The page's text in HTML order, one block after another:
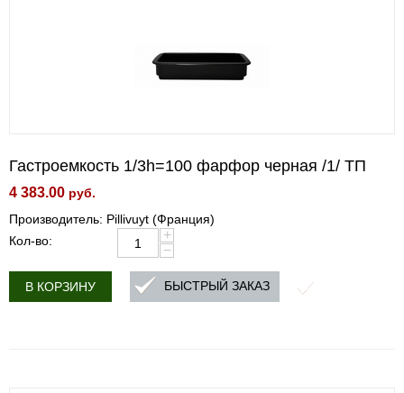
Гастроемкость 1/3h=100 фарфор черная /1/ ТП
4 383.00 руб.
Производитель: Pillivuyt (Франция)
Кол-во:
+
−
В КОРЗИНУ БЫСТРЫЙ ЗАКАЗ